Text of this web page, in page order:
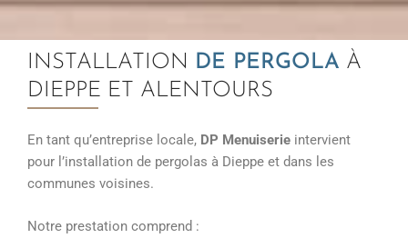
INSTALLATION DE PERGOLA À
DIEPPE ET ALENTOURS
En tant qu’entreprise locale, DP Menuiserie intervient
pour l’installation de pergolas à Dieppe et dans les
communes voisines.
Notre prestation comprend :